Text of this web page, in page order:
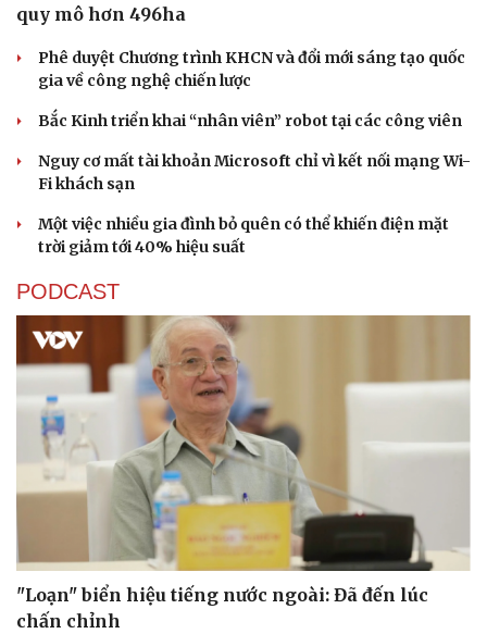
quy mô hơn 496ha
Phê duyệt Chương trình KHCN và đổi mới sáng tạo quốc
gia về công nghệ chiến lược
Bắc Kinh triển khai “nhân viên” robot tại các công viên
Nguy cơ mất tài khoản Microsoft chỉ vì kết nối mạng Wi-
Fi khách sạn
Một việc nhiều gia đình bỏ quên có thể khiến điện mặt
trời giảm tới 40% hiệu suất
PODCAST
"Loạn" biển hiệu tiếng nước ngoài: Đã đến lúc
chấn chỉnh